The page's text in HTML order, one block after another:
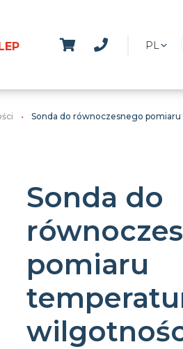
PL
Sonda do równoczesnego
Sonda do
pomiaru